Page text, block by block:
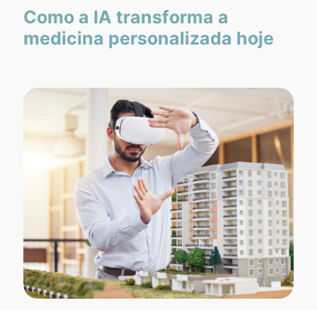
Como a IA transforma a
medicina personalizada hoje